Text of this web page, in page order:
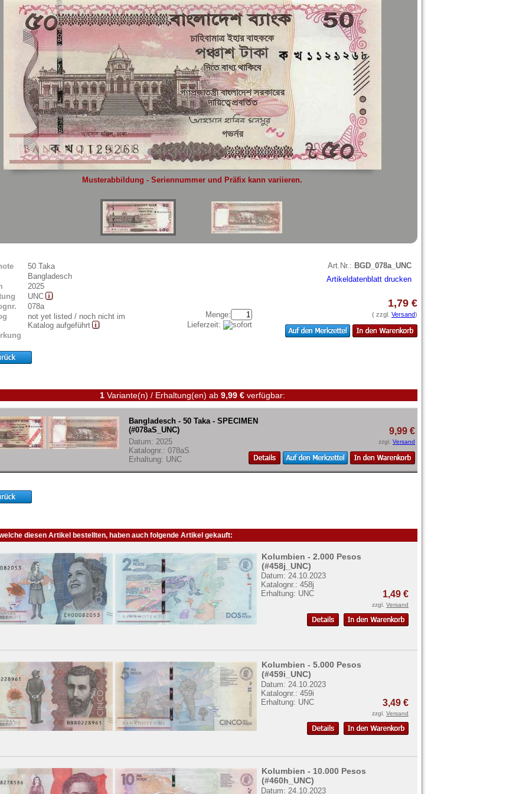
Sie hier .
Musterabbildung - Seriennummer und Präfix kann variieren.
50 Taka
Bangladesch
2025
UNC
078a
not yet listed / noch nicht im
Katalog aufgeführt
Art.Nr.: BGD_078a_UNC
Artikeldatenblatt drucken
Menge:
Lieferzeit:
1,79 €
( zzgl. Versand)
1Variante(n) / Erhaltung(en) ab 9,99 €verfügbar:
Bangladesch - 50 Taka - SPECIMEN
(#078aS_UNC)
Datum: 2025
Katalognr.: 078aS
Erhaltung: UNC
9,99 €
zzgl. Versand
diesen Artikel bestellten, haben auch folgende Artikel gekauft:
Kolumbien - 2.000 Pesos
(#458j_UNC)
Datum: 24.10.2023
Katalognr.: 458j
Erhaltung: UNC
1,49 €
zzgl. Versand
Kolumbien - 5.000 Pesos
(#459i_UNC)
Datum: 24.10.2023
Katalognr.: 459i
Erhaltung: UNC
3,49 €
zzgl. Versand
Kolumbien - 10.000 Pesos
(#460h_UNC)
Datum: 24.10.2023